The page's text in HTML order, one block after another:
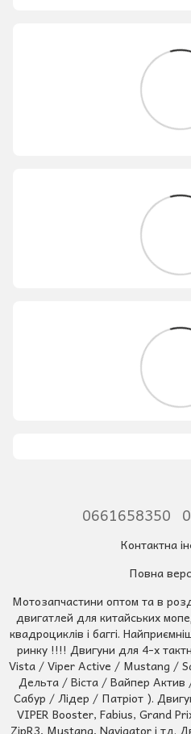
0661658350
Контактна
Повна
Мотозапчастини оптом та в
двигатлей для китайських
квадроциклів і баггі.
ринку !!!! Двигуни для 4-х
Vista / Viper Active / Mustang /
Дельта / Віста / Вайпер
Сабур / Лідер / Патріот ).
VIPER Booster, Fabius, Grand
ZipR3, Mustang, Navigator і тд.